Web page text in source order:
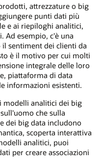
attrezzature o big
punti dati più
e ai riepiloghi analitici,
Ad esempio, c'è una
sentiment dei clienti da
è il motivo per cui molti
integrale delle loro
piattaforma di data
informazioni esistenti.
modelli analitici dei big
che sulla
dei big data includono
scoperta interattiva
analitici, puoi
per creare associazioni